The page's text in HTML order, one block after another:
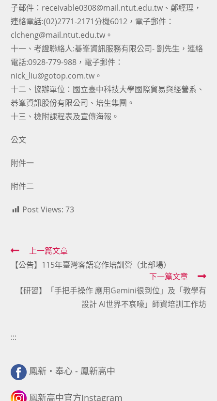
子郵件：receivable0308@mail.ntut.edu.tw、鄭經理，
連絡電話:(02)2771-2171分機6012，電子郵件：
clcheng@mail.ntut.edu.tw。
十一、考證聯絡人:碁峯資訊服務有限公司- 劉先生，連絡
電話:0928-779-988，電子郵件：
nick_liu@gotop.com.tw。
十二、協辦單位：國立臺中科技大學國際貿易與經營系、
碁峯資訊股份有限公司、培生集團。
十三、檢附課程表及宣傳海報。
公文
附件一
附件二
Post Views: 73
Read
more
上一篇文章
【公告】115年臺灣客語寫作培訓營（北部場）
下一篇文章
【研習】「手把手操作 應用Gemini很到位」及「教學有
設計 AI世界不哀嚎」師資培訓工作坊
:::
鳳新・奉心 - 鳳新高中
鳳新高中官方Instagram